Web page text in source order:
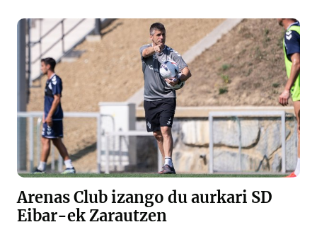
Arenas Club izango du aurkari SD
Eibar-ek Zarautzen